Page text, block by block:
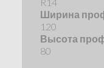
Ширина
120
Высота
80